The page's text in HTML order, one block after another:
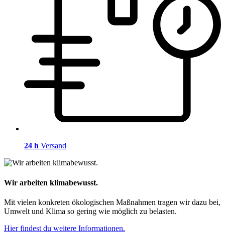
24 h Versand
Wir arbeiten klimabewusst.
Mit vielen konkreten ökologischen Maßnahmen tragen wir dazu bei,
Umwelt und Klima so gering wie möglich zu belasten.
Hier findest du weitere Informationen.